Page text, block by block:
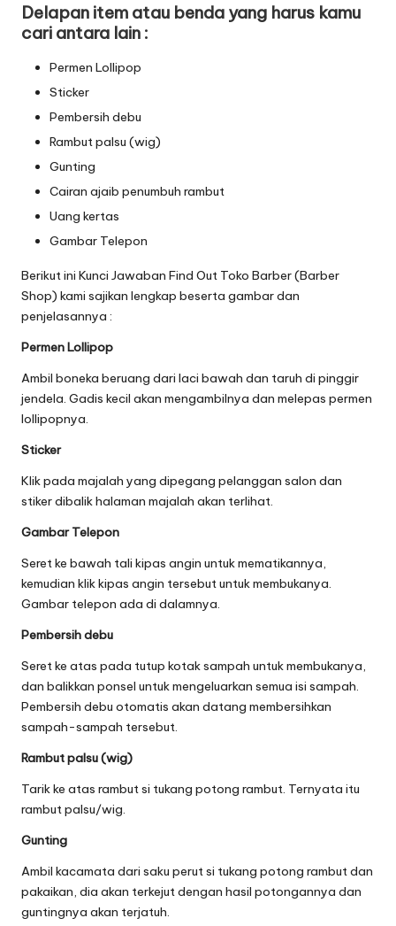
Delapan item atau benda yang harus kamu
cari antara lain :
Permen Lollipop
Sticker
Pembersih debu
Rambut palsu (wig)
Gunting
Cairan ajaib penumbuh rambut
Uang kertas
Gambar Telepon
Berikut ini Kunci Jawaban Find Out Toko Barber (Barber
Shop) kami sajikan lengkap beserta gambar dan
penjelasannya :
Permen Lollipop
Ambil boneka beruang dari laci bawah dan taruh di pinggir
jendela. Gadis kecil akan mengambilnya dan melepas permen
lollipopnya.
Sticker
Klik pada majalah yang dipegang pelanggan salon dan
stiker dibalik halaman majalah akan terlihat.
Gambar Telepon
Seret ke bawah tali kipas angin untuk mematikannya,
kemudian klik kipas angin tersebut untuk membukanya.
Gambar telepon ada di dalamnya.
Pembersih debu
Seret ke atas pada tutup kotak sampah untuk membukanya,
dan balikkan ponsel untuk mengeluarkan semua isi sampah.
Pembersih debu otomatis akan datang membersihkan
sampah-sampah tersebut.
Rambut palsu (wig)
Tarik ke atas rambut si tukang potong rambut. Ternyata itu
rambut palsu/wig.
Gunting
Ambil kacamata dari saku perut si tukang potong rambut dan
pakaikan, dia akan terkejut dengan hasil potongannya dan
guntingnya akan terjatuh.